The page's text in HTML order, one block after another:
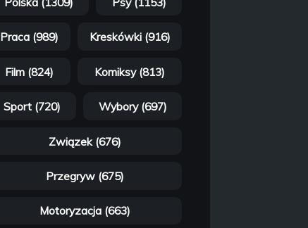
Praca (989) Kreskówki (916)
Film (824) Komiksy (813)
Sport (720) Wybory (697)
Związek (676)
Przegryw (675)
Motoryzacja (663)